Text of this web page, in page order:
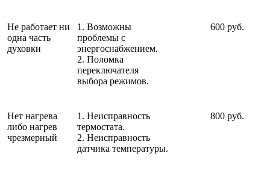
Не работает ни
одна часть
духовки
1. Возможны
проблемы с
энергоснабжением.
2. Поломка
переключателя
выбора режимов.
600 руб.
Нет нагрева
либо нагрев
чрезмерный
1. Неисправность
термостата.
2. Неисправность
датчика температуры.
800 руб.